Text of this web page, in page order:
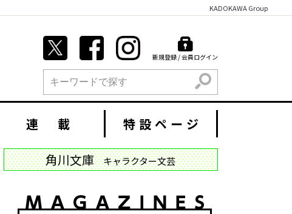
KADOKAWA Group
新規登録 / 会員ログイン
検索
連 載 特設ページ
角川文庫 キャラクター文芸